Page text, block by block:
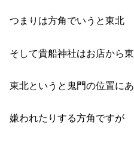
つまりは方角でいうと東北
そして貴船神社はお店から
東北というと鬼門の位置に
嫌われたりする方角ですが